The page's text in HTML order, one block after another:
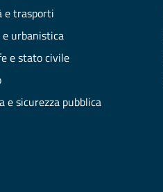
e trasporti
urbanistica
e stato civile
e sicurezza pubblica